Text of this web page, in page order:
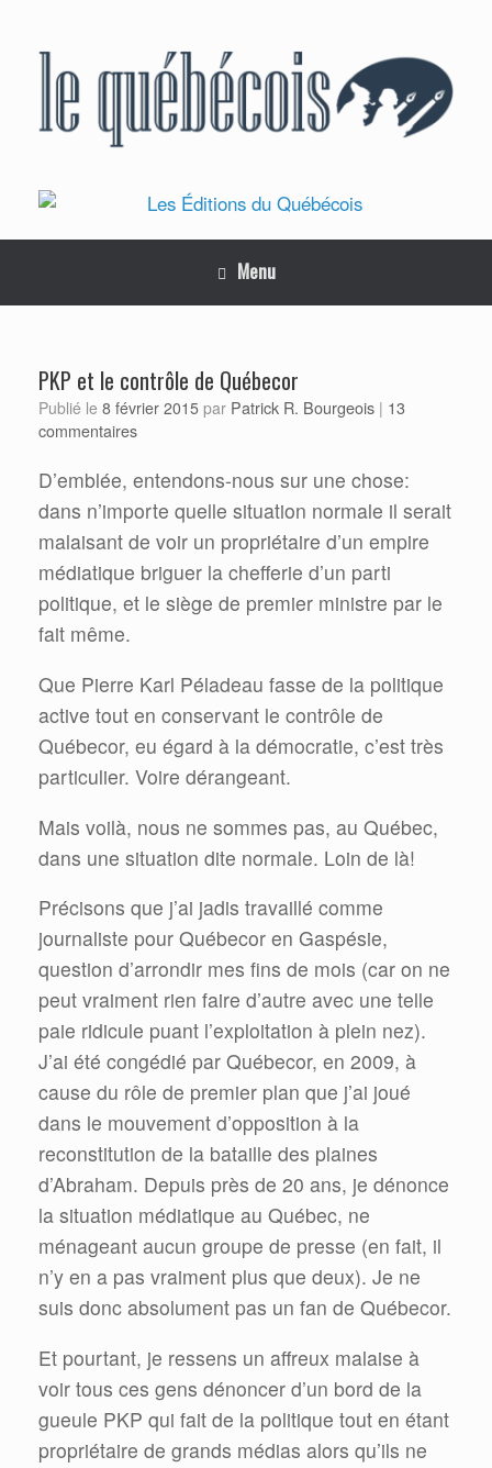
Menu
PKP et le contrôle de Québecor
Publié le 8 février 2015 par Patrick R. Bourgeois | 13
commentaires
D’emblée, entendons-nous sur une chose:
dans n’importe quelle situation normale il serait
malaisant de voir un propriétaire d’un empire
médiatique briguer la chefferie d’un parti
politique, et le siège de premier ministre par le
fait même.
Que Pierre Karl Péladeau fasse de la politique
active tout en conservant le contrôle de
Québecor, eu égard à la démocratie, c’est très
particulier. Voire dérangeant.
Mais voilà, nous ne sommes pas, au Québec,
dans une situation dite normale. Loin de là!
Précisons que j’ai jadis travaillé comme
journaliste pour Québecor en Gaspésie,
question d’arrondir mes fins de mois (car on ne
peut vraiment rien faire d’autre avec une telle
paie ridicule puant l’exploitation à plein nez).
J’ai été congédié par Québecor, en 2009, à
cause du rôle de premier plan que j’ai joué
dans le mouvement d’opposition à la
reconstitution de la bataille des plaines
d’Abraham. Depuis près de 20 ans, je dénonce
la situation médiatique au Québec, ne
ménageant aucun groupe de presse (en fait, il
n’y en a pas vraiment plus que deux). Je ne
suis donc absolument pas un fan de Québecor.
Et pourtant, je ressens un affreux malaise à
voir tous ces gens dénoncer d’un bord de la
gueule PKP qui fait de la politique tout en étant
propriétaire de grands médias alors qu’ils ne